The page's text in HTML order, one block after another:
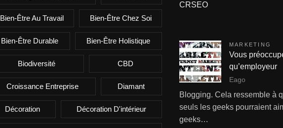
Bien-Être Au Travail Bien-Être Chez Soi
Bien-Être Durable Bien-Être Holistique
Biodiversité CBD
Croissance Entreprise Diamant
Décoration Décoration D'intérieur
CRSEO
MARKETING
Vous
qu’employeur
Eago
Blogging. Cela ressemble à
seuls les geeks pourraient
geeks…